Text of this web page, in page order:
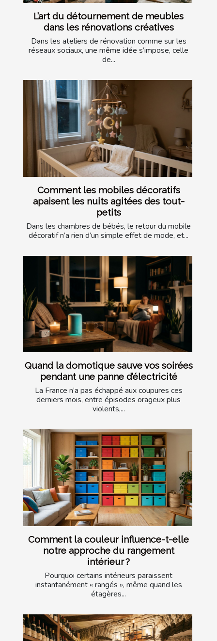
L’art du détournement de meubles
dans les rénovations créatives
Dans les ateliers de rénovation comme sur les
réseaux sociaux, une même idée s’impose, celle
de...
Comment les mobiles décoratifs
apaisent les nuits agitées des tout-
petits
Dans les chambres de bébés, le retour du mobile
décoratif n’a rien d’un simple effet de mode, et...
Quand la domotique sauve vos soirées
pendant une panne d’électricité
La France n’a pas échappé aux coupures ces
derniers mois, entre épisodes orageux plus
violents,...
Comment la couleur influence-t-elle
notre approche du rangement
intérieur ?
Pourquoi certains intérieurs paraissent
instantanément « rangés », même quand les
étagères...